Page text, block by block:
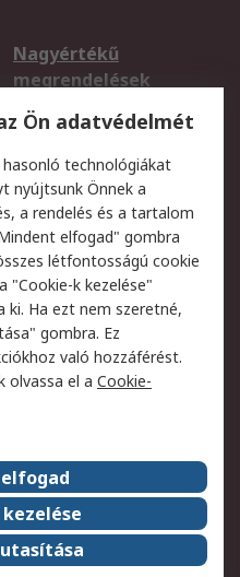
Nagyértékű
megrendelések
Szállítás
Az RS értékesítési
feltételei
Email biztonság
Weboldal felhasználói
szabályzata
Képviseletek
Vállalatcsoport
Díjak és elismerések
Ön adatvédelmét
technológiákat
nyújtsunk Önnek a
a rendelés és a tartalom
elfogad" gombra
létfontosságú cookie
"Cookie-k kezelése"
Ha ezt nem szeretné,
gombra. Ez
való hozzáférést.
olvassa el a Cookie-